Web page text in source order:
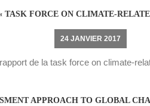
TASK FORCE ON CLIMATE-
24 JANVIER 2017
de la task force on climate-
APPROACH TO GLOBAL